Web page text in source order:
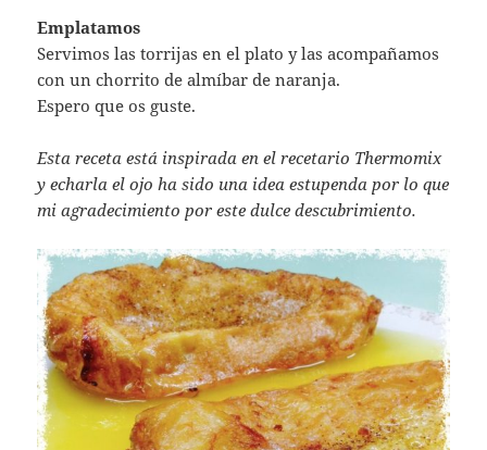
Emplatamos
Servimos las torrijas en el plato y las acompañamos
con un chorrito de almíbar de naranja.
Espero que os guste.
Esta receta está inspirada en el recetario Thermomix
y echarla el ojo ha sido una idea estupenda por lo que
mi agradecimiento por este dulce descubrimiento.